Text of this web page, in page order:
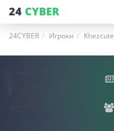
24 CYBER
24CYBER Игроки Khezcute_